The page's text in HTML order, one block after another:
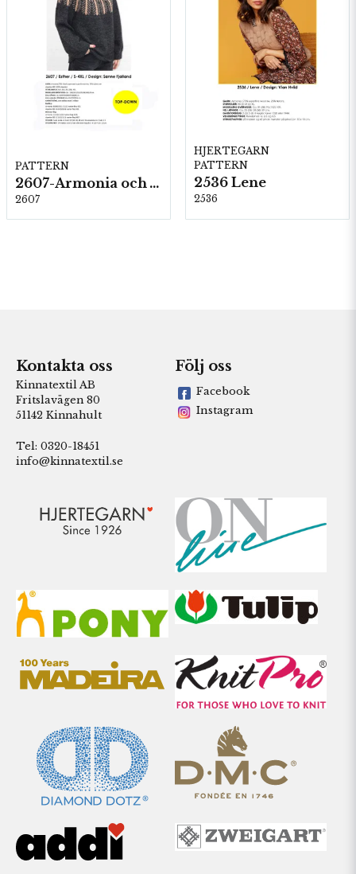
PATTERN
2607-Armonia och Alpaca 400
2607
HJERTEGARN
PATTERN
2536 Lene
2536
Kontakta oss
Kinnatextil AB
Fritslavägen 80
51142 Kinnahult
Tel: 0320-18451
info@kinnatextil.se
Följ oss
Facebook
Instagram